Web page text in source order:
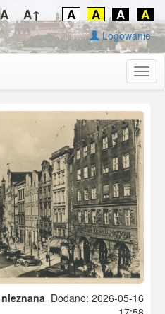
A A↑ A A A A
Logowanie
Dodano: 2026-05-16